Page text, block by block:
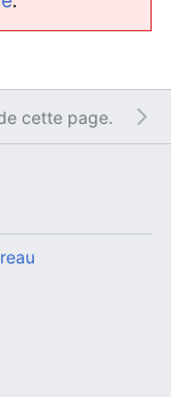
cette page.